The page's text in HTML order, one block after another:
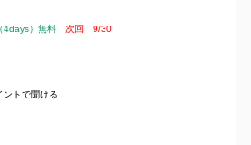
4days）無料 次回 9/30
トで聞ける